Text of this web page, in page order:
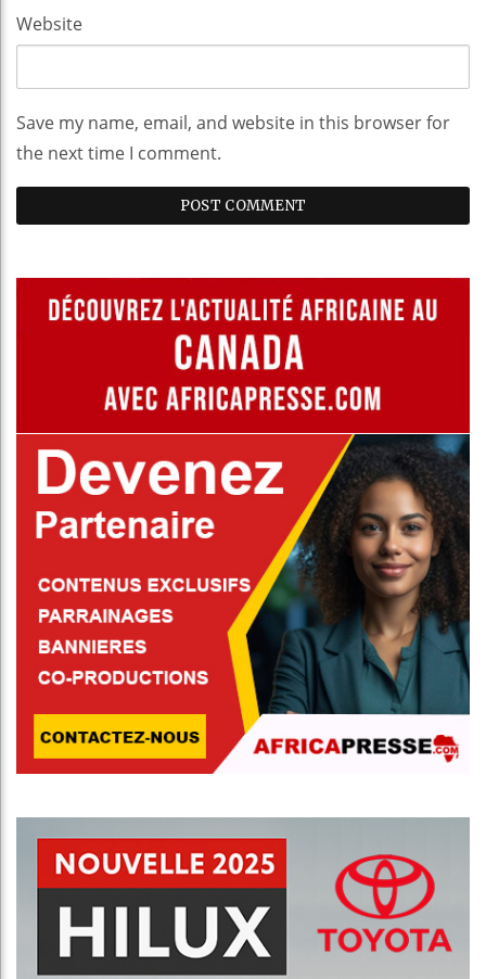
Website
Save my name, email, and website in this browser for
the next time I comment.